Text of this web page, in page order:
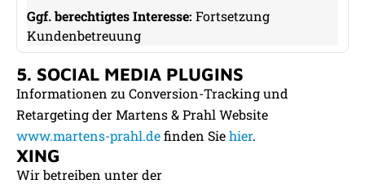
Fortsetzung
Kundenbetreuung
5. SOCIAL MEDIA PLUGINS
Informationen zu Conversion-Tracking und
Retargeting der Martens & Prahl Website
www.martens-prahl.definden Siehier.
XING
Wir betreiben unter der